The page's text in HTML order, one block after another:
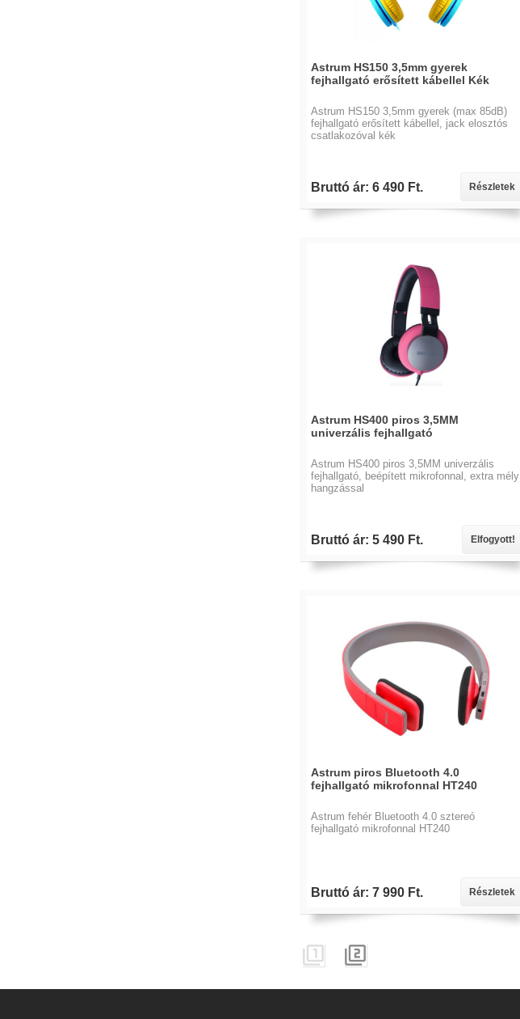
Astrum HS150 3,5mm gyerek
fejhallgató erősített kábellel Kék
Astrum HS150 3,5mm gyerek (max 85dB)
fejhallgató erősített kábellel, jack elosztós
csatlakozóval kék
Bruttó ár: 6 490 Ft. Részletek
Astrum HS400 piros 3,5MM
univerzális fejhallgató
Astrum HS400 piros 3,5MM univerzális
fejhallgató, beépített mikrofonnal, extra mély
hangzással
Bruttó ár: 5 490 Ft. Elfogyott!
Astrum piros Bluetooth 4.0
fejhallgató mikrofonnal HT240
Astrum fehér Bluetooth 4.0 sztereó
fejhallgató mikrofonnal HT240
Bruttó ár: 7 990 Ft. Részletek
 